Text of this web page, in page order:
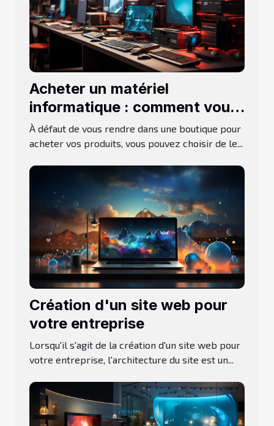
Acheter un matériel
informatique : comment vous
servir d’un comparateur pour
faire le bon choix ?
À défaut de vous rendre dans une boutique pour
acheter vos produits, vous pouvez choisir de le...
Création d'un site web pour
votre entreprise
Lorsqu'il s'agit de la création d'un site web pour
votre entreprise, l'architecture du site est un...